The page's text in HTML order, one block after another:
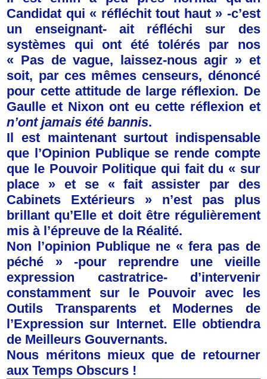
Candidat qui « réfléchit tout haut » -c’est
un enseignant- ait réfléchi sur des
systèmes qui ont été tolérés par nos
« Pas de vague, laissez-nous agir » et
soit, par ces mêmes censeurs, dénoncé
pour cette attitude de large réflexion. De
Gaulle et Nixon ont eu cette réflexion et
n’ont jamais été bannis.
Il est maintenant surtout indispensable
que l’Opinion Publique se rende compte
que le Pouvoir Politique qui fait du « sur
place » et se « fait assister par des
Cabinets Extérieurs » n’est pas plus
brillant qu’Elle et doit être régulièrement
mis à l’épreuve de la Réalité.
Non l’opinion Publique ne « fera pas de
péché » -pour reprendre une vieille
expression castratrice- d’intervenir
constamment sur le Pouvoir avec les
Outils Transparents et Modernes de
l’Expression sur Internet. Elle obtiendra
de Meilleurs Gouvernants.
Nous méritons mieux que de retourner
aux Temps Obscurs !